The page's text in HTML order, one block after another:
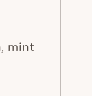
mint